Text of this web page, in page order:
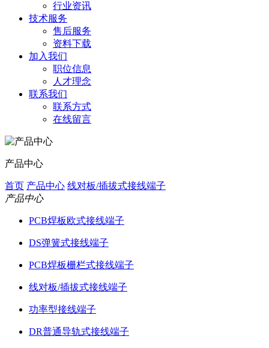
行业资讯
技术服务
售后服务
资料下载
加入我们
职位信息
人才理念
联系我们
联系方式
在线留言
产品中心
首页 产品中心 线对板/插拔式接线端子
产品中心
PCB焊板欧式接线端子
DS弹簧式接线端子
PCB焊板栅栏式接线端子
线对板/插拔式接线端子
功率型接线端子
DR普通导轨式接线端子